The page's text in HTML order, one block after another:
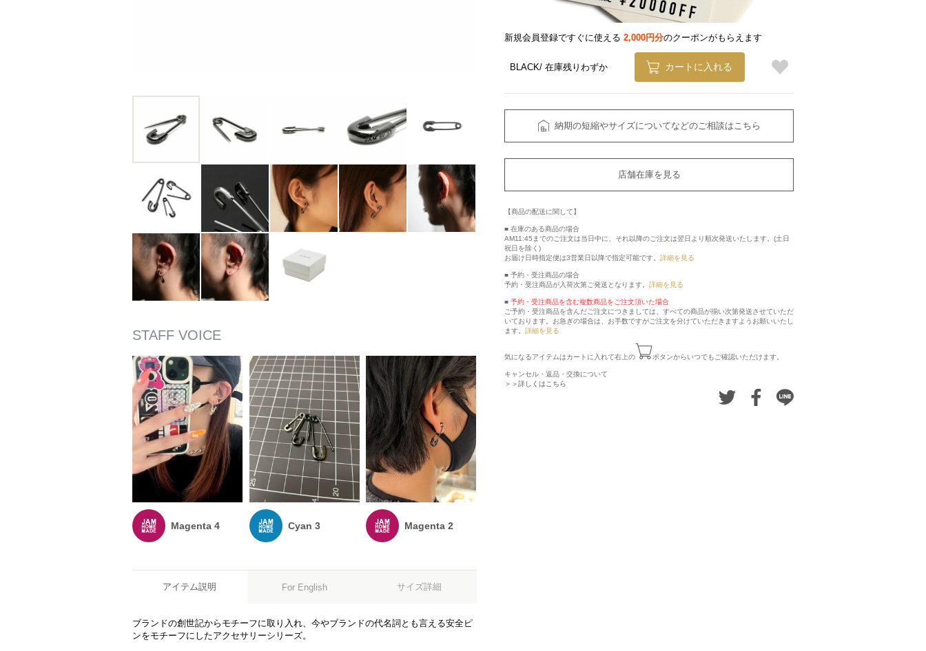
Magenta 4 Cyan 3 Magenta 2
アイテム説明 For English サイズ詳細
ブランドの創世記からモチーフに取り入れ、今やブランドの代名詞とも言える安全ピ
ンをモチーフにしたアクセサリーシリーズ。
新規会員登録ですぐに使える 2,000円分のクーポンがもらえます
BLACK 在庫残りわずか カートに入れる
納期の短縮やサイズについてなどのご相談はこちら
店舗在庫を見る
【商品の配送に関して】
■ 在庫のある商品の場合
AM11:45までのご注文は当日中に、それ以降のご注文は翌日より順次発送いたします。(土日
祝日を除く)
お届け日時指定便は3営業日以降で指定可能です。 詳細を見る
■ 予約・受注商品の場合
予約・受注商品が入荷次第ご発送となります。 詳細を見る
■ 予約・受注商品を含む複数商品をご注文頂いた場合
ご予約・受注商品を含んだご注文につきましては、すべての商品が揃い次第発送させていただ
いております。お急ぎの場合は、お手数ですがご注文を分けていただきますようお願いいたし
ます。 詳細を見る
気になるアイテムはカートに入れて右上の ボタンからいつでもご確認いただけます。
キャンセル・返品・交換について
＞＞詳しくはこちら